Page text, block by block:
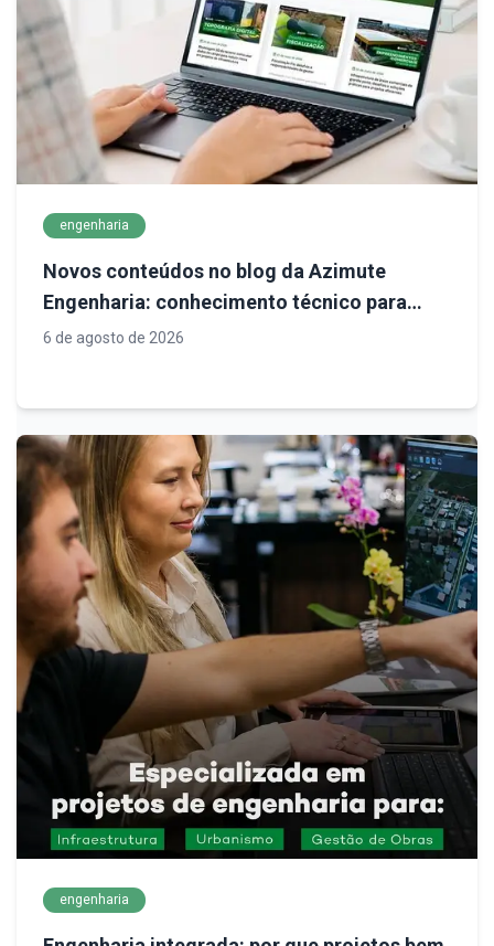
engenharia
Novos conteúdos no blog da Azimute
Engenharia: conhecimento técnico para
decisões mais seguras em infraestrutura
6 de agosto de 2026
engenharia